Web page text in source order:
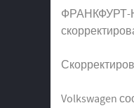
ФРАНКФУРТ-
Volkswagen